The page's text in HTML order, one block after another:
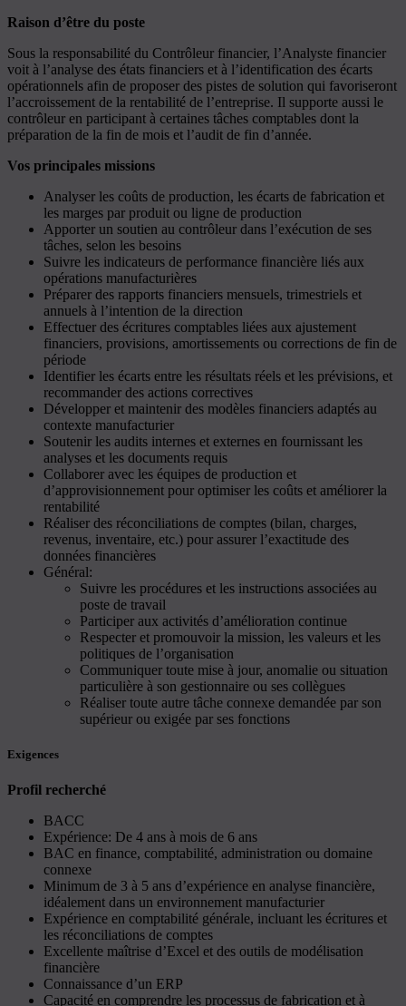
Raison d’être du poste
Sous la responsabilité du Contrôleur financier, l’Analyste financier
voit à l’analyse des états financiers et à l’identification des écarts
opérationnels afin de proposer des pistes de solution qui favoriseront
l’accroissement de la rentabilité de l’entreprise. Il supporte aussi le
contrôleur en participant à certaines tâches comptables dont la
préparation de la fin de mois et l’audit de fin d’année.
Vos principales missions
Analyser les coûts de production, les écarts de fabrication et
les marges par produit ou ligne de production
Apporter un soutien au contrôleur dans l’exécution de ses
tâches, selon les besoins
Suivre les indicateurs de performance financière liés aux
opérations manufacturières
Préparer des rapports financiers mensuels, trimestriels et
annuels à l’intention de la direction
Effectuer des écritures comptables liées aux ajustement
financiers, provisions, amortissements ou corrections de fin de
période
Identifier les écarts entre les résultats réels et les prévisions, et
recommander des actions correctives
Développer et maintenir des modèles financiers adaptés au
contexte manufacturier
Soutenir les audits internes et externes en fournissant les
analyses et les documents requis
Collaborer avec les équipes de production et
d’approvisionnement pour optimiser les coûts et améliorer la
rentabilité
Réaliser des réconciliations de comptes (bilan, charges,
revenus, inventaire, etc.) pour assurer l’exactitude des
données financières
Général:
Suivre les procédures et les instructions associées au
poste de travail
Participer aux activités d’amélioration continue
Respecter et promouvoir la mission, les valeurs et les
politiques de l’organisation
Communiquer toute mise à jour, anomalie ou situation
particulière à son gestionnaire ou ses collègues
Réaliser toute autre tâche connexe demandée par son
supérieur ou exigée par ses fonctions
Exigences
Profil recherché
BACC
Expérience: De 4 ans à mois de 6 ans
BAC en finance, comptabilité, administration ou domaine
connexe
Minimum de 3 à 5 ans d’expérience en analyse financière,
idéalement dans un environnement manufacturier
Expérience en comptabilité générale, incluant les écritures et
les réconciliations de comptes
Excellente maîtrise d’Excel et des outils de modélisation
financière
Connaissance d’un ERP
Capacité en comprendre les processus de fabrication et à